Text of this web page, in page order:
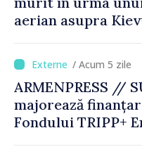
aerian asupra
/ Acum 5 zile
ARMENPRESS //
majorează
Fondului TRIPP+